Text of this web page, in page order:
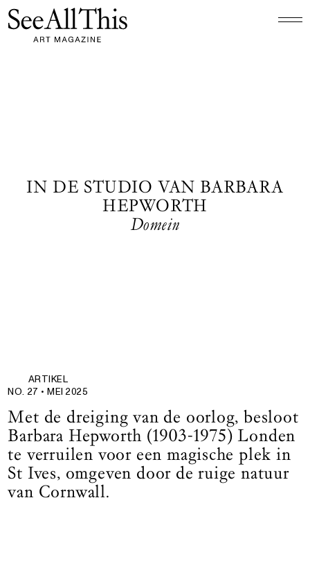
Logo See All This, linkt naar de homepage
IN DE STUDIO VAN BARBARA
HEPWORTH
Domein
ARTIKEL
NO. 27 • MEI 2025
Met de dreiging van de oorlog, besloot
Barbara Hepworth (1903-1975) Londen
te verruilen voor een magische plek in
St Ives, omgeven door de ruige natuur
van Cornwall.